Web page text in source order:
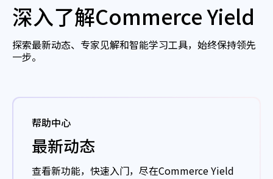
深入了解Commerce Yield
探索最新动态、专家见解和智能学习工具，始终保持领先
一步。
帮助中心
最新动态
查看新功能，快速入门，尽在Commerce Yield